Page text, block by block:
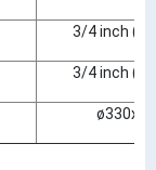
3/4 inch
3/4 inch